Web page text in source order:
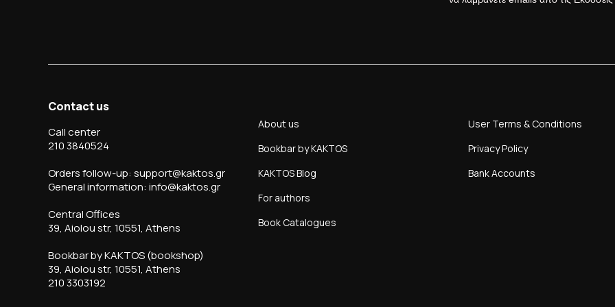
Contact us
Call center
210 3840524
Orders follow-up: support@kaktos.gr
General information: info@kaktos.gr
Central Offices
39, Aiolou str, 10551, Athens
Bookbar by KAKTOS (bookshop)
39, Aiolou str, 10551, Athens
210 3303192
About us
Bookbar by KAKTOS
KAKTOS Blog
For authors
Book Catalogues
User Terms & Conditions
Privacy Policy
Bank Accounts